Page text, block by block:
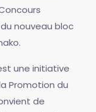
nouveau bloc
une initiative
Promotion du
de